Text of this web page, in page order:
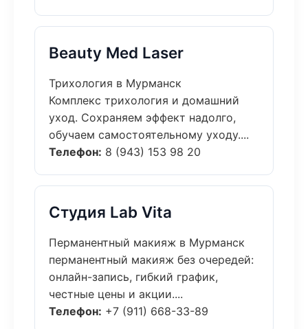
Beauty Med Laser
Трихология в Мурманск
Комплекс трихология и домашний
уход. Сохраняем эффект надолго,
обучаем самостоятельному уходу....
Телефон: 8 (943) 153 98 20
Студия Lab Vita
Перманентный макияж в Мурманск
перманентный макияж без очередей:
онлайн-запись, гибкий график,
честные цены и акции....
Телефон: +7 (911) 668-33-89